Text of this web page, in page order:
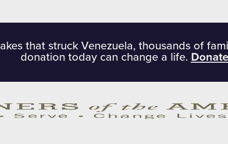
that struck Venezuela, thousands of
donation today can change a life.